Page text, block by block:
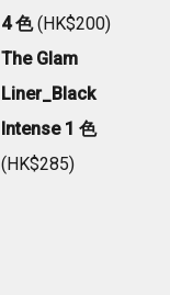
4 色(HK$200)
The Glam
Liner_Black
Intense 1 色
(HK$285)